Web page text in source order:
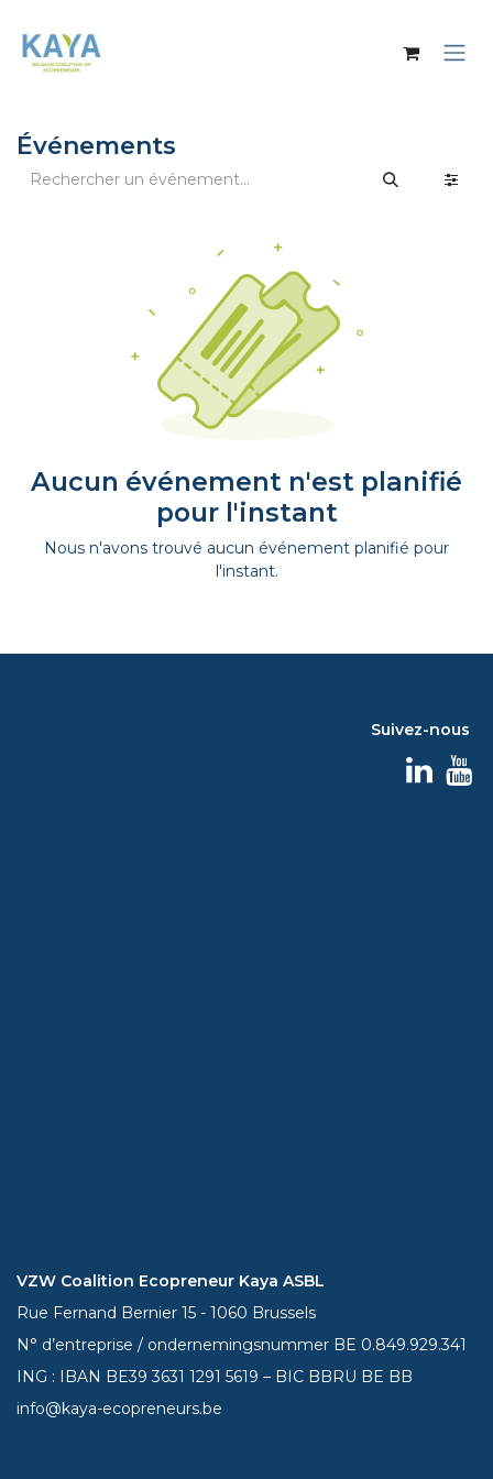
Événements
Aucun événement n'est planifié
pour l'instant
Nous n'avons trouvé aucun événement planifié pour
l'instant.
Suivez-nous
VZW Coalition Ecopreneur Kaya ASBL
Rue Fernand Bernier 15 - 1060 Brussels
N° d’entreprise / ondernemingsnummer BE 0.849.929.341
ING : IBAN BE393631 1291 5619 – BIC BBRU BE BB
info@kaya-ecopreneurs.be